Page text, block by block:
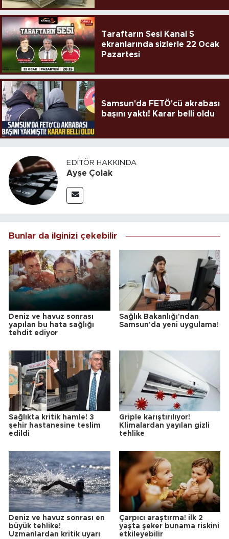
Taraftarın Sesi Kanal S
ekranlarında sizlerle 22 Ocak
Pazartesi
Samsun'da FETÖ'cü akrabası
başını yaktı! Karar belli oldu
EDITÖR HAKKINDA
Ayşe Çolak
Bunlar da ilginizi çekebilir
Deniz ve havuz sonrası
yapılan bu hata sağlığı
tehdit ediyor
Sağlık Bakanlığı'ndan
Samsun'da yeni uygulama!
Sağlıkta kritik hamle! 3
şehir hastanesine teslim
edildi
Griple karıştırılıyor!
Klimalardan yayılan gizli
tehlike
Deniz ve havuz sonrası en
büyük tehlike!
Uzmanlardan kritik uyarı
Çarpıcı araştırma! ilk 2
yaşta şeker bunama riskini
etkileyebilir